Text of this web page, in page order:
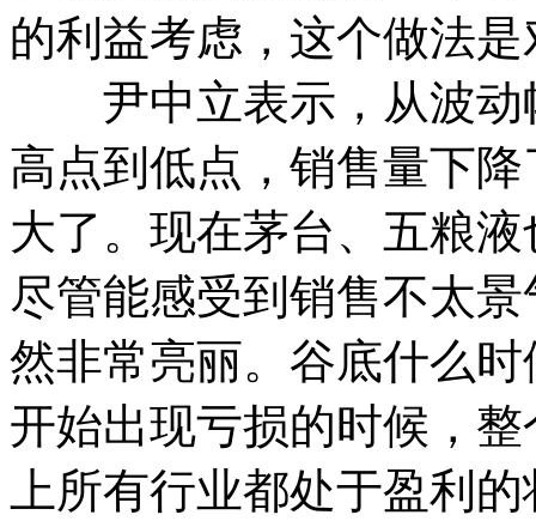
的利益考虑，这个做法是
尹中立表示，从波动
高点到低点，销售量下
大了。现在茅台、五粮
尽管能感受到销售不太
然非常亮丽。谷底什么
开始出现亏损的时候，
上所有行业都处于盈利